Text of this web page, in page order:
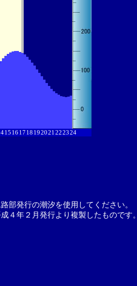
15 16 17 18 192021222324
部発行の潮汐を使用してください。
４年２月発行より複製したものです。